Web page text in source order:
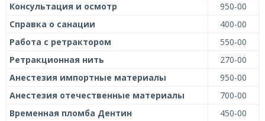
Консультация и осмотр
950-00
Справка о санации
400-00
Работа с ретрактором
550-00
Ретракционная нить
270-00
Анестезия импортные материалы
950-00
Анестезия отечественные материалы
700-00
Временная пломба Дентин
450-00